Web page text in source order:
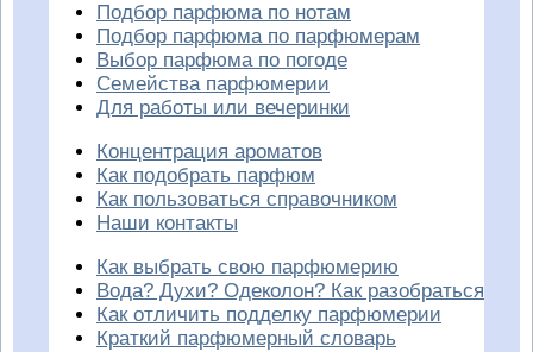
Подбор парфюма по нотам
Подбор парфюма по парфюмерам
Выбор парфюма по погоде
Семейства парфюмерии
Для работы или вечеринки
Концентрация ароматов
Как подобрать парфюм
Как пользоваться справочником
Наши контакты
Как выбрать свою парфюмерию
Вода? Духи? Одеколон? Как разобраться
Как отличить подделку парфюмерии
Краткий парфюмерный словарь